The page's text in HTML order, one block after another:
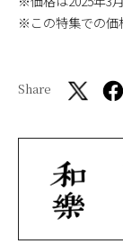
※この特集での価
Share